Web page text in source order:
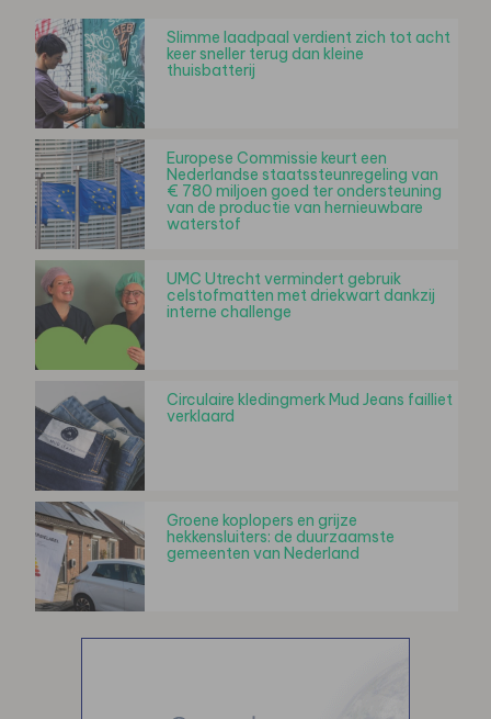
Slimme laadpaal verdient zich tot acht
keer sneller terug dan kleine
thuisbatterij
Europese Commissie keurt een
Nederlandse staatssteunregeling van
€ 780 miljoen goed ter ondersteuning
van de productie van hernieuwbare
waterstof
UMC Utrecht vermindert gebruik
celstofmatten met driekwart dankzij
interne challenge
Circulaire kledingmerk Mud Jeans failliet
verklaard
Groene koplopers en grijze
hekkensluiters: de duurzaamste
gemeenten van Nederland